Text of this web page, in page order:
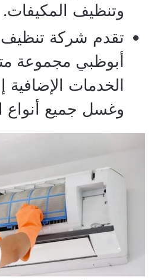
وتنظيف المكيفات.
تقدم شركة
أبوظبي مجموعة
الخدمات
وغسل جميع أنواع